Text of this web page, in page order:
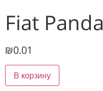
Fiat Panda
₪0.01
В корзину